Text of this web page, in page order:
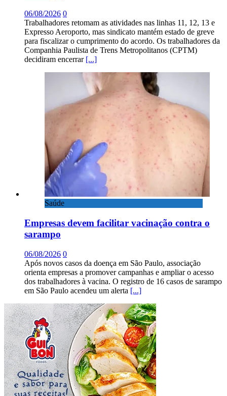
06/08/2026 0
Trabalhadores retomam as atividades nas linhas 11, 12, 13 e
Expresso Aeroporto, mas sindicato mantém estado de greve
para fiscalizar o cumprimento do acordo. Os trabalhadores da
Companhia Paulista de Trens Metropolitanos (CPTM)
decidiram encerrar [...]
Saúde
Empresas devem facilitar vacinação contra o
sarampo
06/08/2026 0
Após novos casos da doença em São Paulo, associação
orienta empresas a promover campanhas e ampliar o acesso
dos trabalhadores à vacina. O registro de 16 casos de sarampo
em São Paulo acendeu um alerta [...]